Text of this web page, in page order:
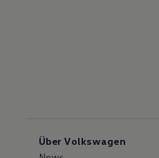
Über Volkswagen